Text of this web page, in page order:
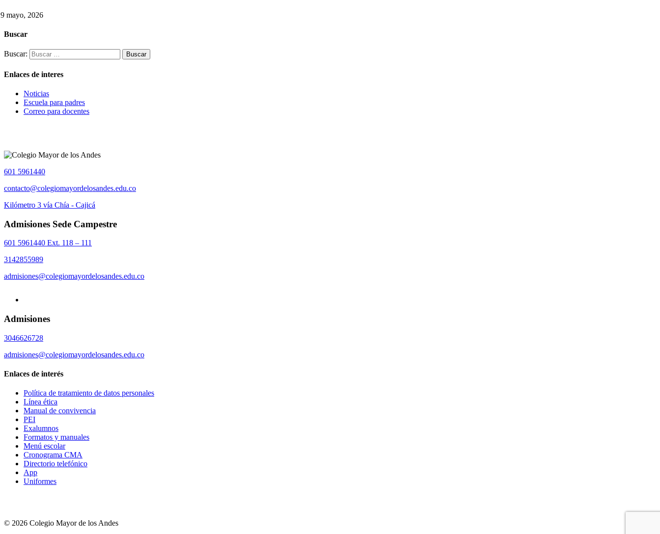
mayo, 2026
Buscar
Buscar:
Enlaces de interes
Noticias
Escuela para padres
Correo para docentes
601 5961440
contacto@colegiomayordelosandes.edu.co
Kilómetro 3 vía Chía - Cajicá
Admisiones Sede Campestre
601 5961440 Ext. 118 – 111
3142855989
admisiones@colegiomayordelosandes.edu.co
Admisiones
3046626728
admisiones@colegiomayordelosandes.edu.co
Enlaces de interés
Política de tratamiento de datos personales
Línea ética
Manual de convivencia
PEI
Exalumnos
Formatos y manuales
Menú escolar
Cronograma CMA
Directorio telefónico
App
Uniformes
© 2026 Colegio Mayor de los Andes